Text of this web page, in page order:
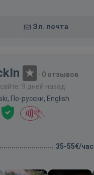
Эл. почта
· 0 отзывов
9 дней назад
По-русски, English
35-55€/час